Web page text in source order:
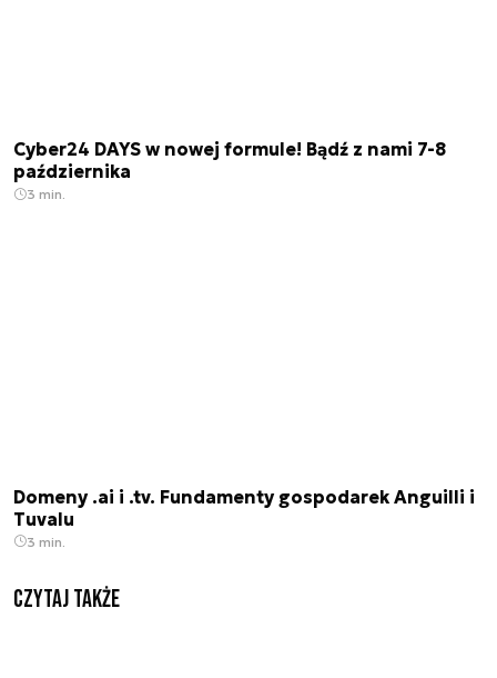
Cyber24 DAYS w nowej formule! Bądź z nami 7-8
października
3 min.
Domeny .ai i .tv. Fundamenty gospodarek Anguilli i
Tuvalu
3 min.
Czytaj także